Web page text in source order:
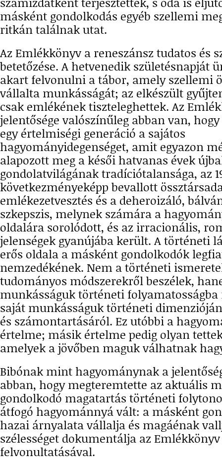
másként gondolkodás egyéb szellemi
ritkán találnak utat.
Az Emlékkönyv a reneszánsz tudatos és
betetőzése. A hetvenedik születésnapját
akart felvonulni a tábor, amely szellemi
vállalta munkásságát; az elkészült
csak emlékének tiszteleghettek. Az
jelentősége valószínűleg abban van,
egy értelmiségi generáció a sajátos
hagyományidegenséget, amit egyazon
alapozott meg a késői hatvanas évek
gondolatvilágának tradíciótalansága, az
következményeképp bevallott
emlékezetvesztés és a deheroizáló,
szkepszis, melynek számára a
oldalára sorolódott, és az irracionális,
jelenségek gyanújába került. A történeti
erős oldala a másként gondolkodók
nemzedékének. Nem a történeti
tudományos módszerekről beszélek,
munkásságuk történeti folyamatosságba
saját munkásságuk történeti
és számontartásáról. Ez utóbbi a
értelme; másik értelme pedig olyan
amelyek a jövőben maguk válhatnak
Bibónak mint hagyománynak a
abban, hogy megteremtette az aktuális
gondolkodó magatartás történeti
átfogó hagyománnyá vált: a másként
hazai árnyalata vállalja és magáénak
szélességet dokumentálja az
felvonultatásával.